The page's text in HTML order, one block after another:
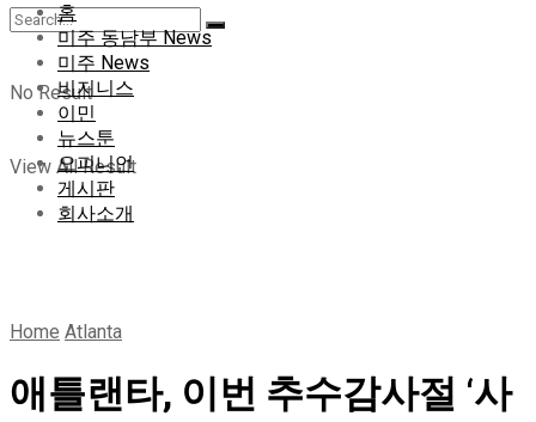
No Result
View All Result
홈
미주 동남부 News
미주 News
비지니스
이민
뉴스툰
오피니언
게시판
회사소개
Home Atlanta
애틀랜타, 이번 추수감사절 ‘사